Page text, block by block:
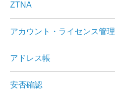
ZTNA
アカウント・ライセンス管理
アドレス帳
安否確認